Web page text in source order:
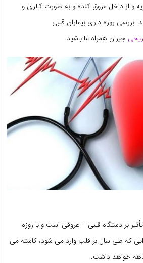
از داخل عروق کنده و به صورت کالری و
روزه داری بیماران قلبی
جیران همراه ما باشید.
بر دستگاه قلبی – عروقی است و با روزه
که طی سال بر قلب وارد می شود، کاسته می
خواهد داشت.